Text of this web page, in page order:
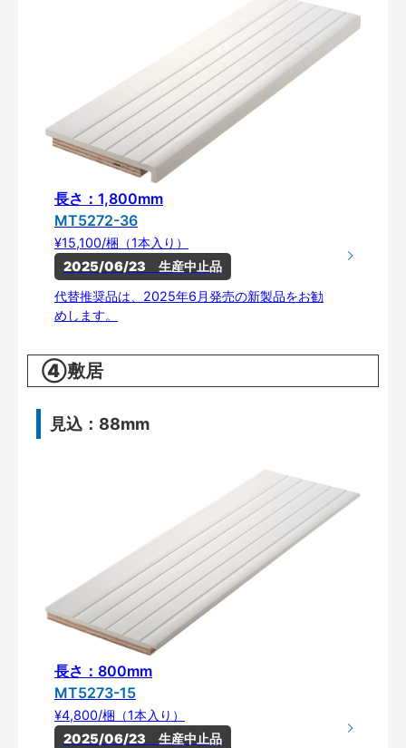
長さ：1,800mm
MT5272-36
¥15,100/梱（1本入り）
2025/06/23　生産中止品
代替推奨品は、2025年6月発売の新製品をお勧
めします。
④敷居
見込：88mm
長さ：800mm
MT5273-15
¥4,800/梱（1本入り）
2025/06/23　生産中止品